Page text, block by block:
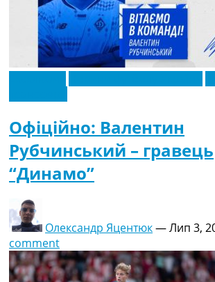
Офіційно: Валентин
Рубчинський – гравець
“Динамо”
Олександр Яцентюк—Лип 3,
comment